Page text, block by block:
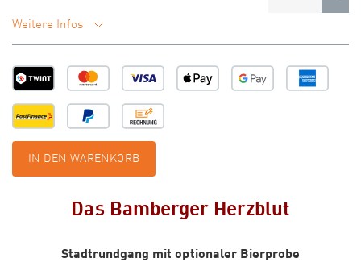
Weitere Infos
IN DEN WARENKORB
Das Bamberger Herzblut
Stadtrundgang mit optionaler Bierprobe